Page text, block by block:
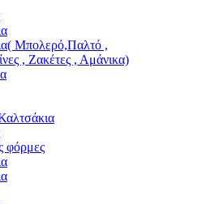
Μπολερό,Παλτό ,
, Ζακέτες , Αμάνικα)
φόρμες